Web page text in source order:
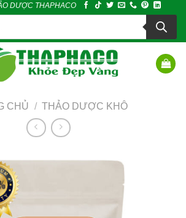
DƯỢC THAPHACO
CHỦ / THẢO DƯỢC KHÔ